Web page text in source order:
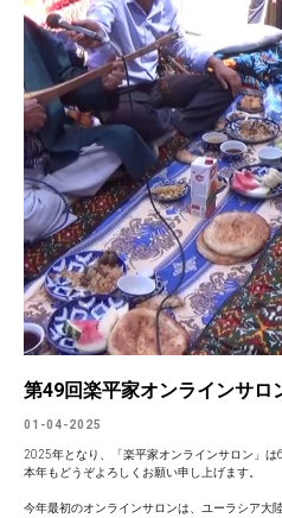
第49回楽平家オンラインサロ
01-04-2025
2025年となり、「楽平家オンラインサロン」は
本年もどうぞよろしくお願い申し上げます。
今年最初のオンラインサロンは、ユーラシア大